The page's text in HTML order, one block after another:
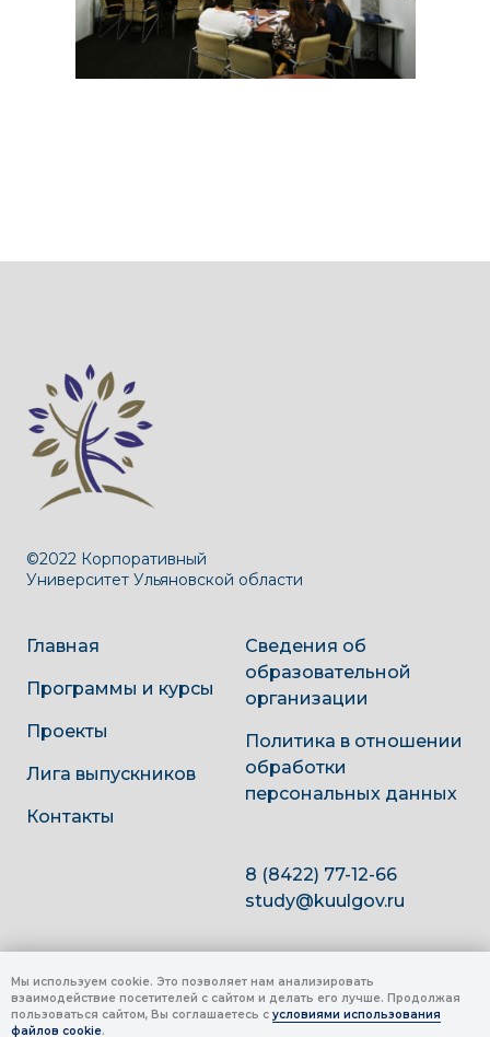
Мы используем cookie. Это позволяет нам анализировать
взаимодействие посетителей с сайтом и делать его лучше. Продолжая
пользоваться сайтом, Вы соглашаетесь с условиями использования
файлов cookie.
©2022 Корпоративный
Университет Ульяновской области
Главная
Программы и курсы
Проекты
Лига выпускников
Контакты
Сведения об
образовательной
организации
Политика в отношении
обработки
персональных данных
8 (8422) 77-12-66
study@kuulgov.ru